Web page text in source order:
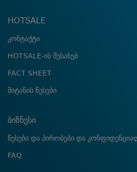
HOTSALE
კონტაქტი
HOTSALE-ის შესახებ
FACT SHEET
მიტანის წესები
ბიზნესი
წესები და პირობები და
FAQ